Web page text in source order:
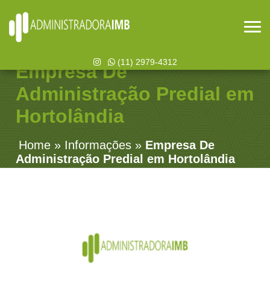
(11) 2979-4312
Empresa De
Administração Predial em
Hortolândia
Home » Informações » Empresa De
Administração Predial em Hortolândia